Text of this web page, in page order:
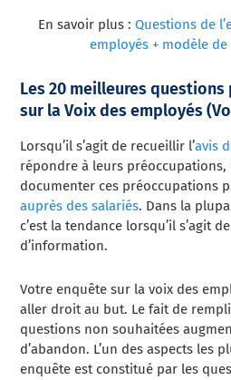
En savoir plus : Questions de
employés + modèle
Les 20 meilleures
sur la Voix des employés
Lorsqu’il s’agit de recueillir l’avis
répondre à leurs
documenter ces préoccupations
auprès des salariés. Dans la
c’est la tendance lorsqu’il s’agit
d’information.
Votre enquête sur la voix des
aller droit au but. Le fait de
questions non souhaitées
d’abandon. L’un des aspects les
enquête est constitué par les